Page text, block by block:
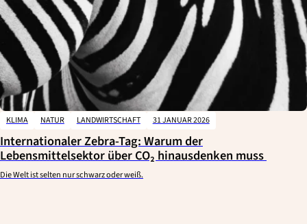
KLIMA NATUR LANDWIRTSCHAFT 31 JANUAR 2026
Internationaler Zebra-Tag: Warum der
Lebensmittelsektor über CO₂ hinausdenken muss
Die Welt ist selten nur schwarz oder weiß.